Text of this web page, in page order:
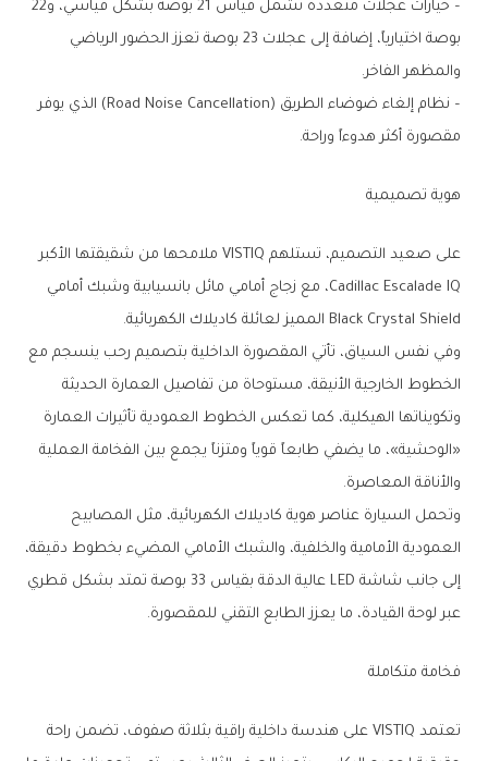
– خيارات عجلات متعددة تشمل قياس 21 بوصة بشكل قياسي، و22
بوصة اختيارياً، إضافة إلى عجلات 23 بوصة تعزز الحضور الرياضي
والمظهر الفاخر.
– نظام إلغاء ضوضاء الطريق (Road Noise Cancellation) الذي يوفر
مقصورة أكثر هدوءاً وراحة.
هوية تصميمية
على صعيد التصميم، تستلهم VISTIQ ملامحها من شقيقتها الأكبر
Cadillac Escalade IQ، مع زجاج أمامي مائل بانسيابية وشبك أمامي
Black Crystal Shield المميز لعائلة كاديلاك الكهربائية.
وفي نفس السياق، تأتي المقصورة الداخلية بتصميم رحب ينسجم مع
الخطوط الخارجية الأنيقة، مستوحاة من تفاصيل العمارة الحديثة
وتكويناتها الهيكلية، كما تعكس الخطوط العمودية تأثيرات العمارة
«الوحشية»، ما يضفي طابعاً قوياً ومتزناً يجمع بين الفخامة العملية
والأناقة المعاصرة.
وتحمل السيارة عناصر هوية كاديلاك الكهربائية، مثل المصابيح
العمودية الأمامية والخلفية، والشبك الأمامي المضيء بخطوط دقيقة،
إلى جانب شاشة LED عالية الدقة بقياس 33 بوصة تمتد بشكل قطري
عبر لوحة القيادة، ما يعزز الطابع التقني للمقصورة.
فخامة متكاملة
تعتمد VISTIQ على هندسة داخلية راقية بثلاثة صفوف، تضمن راحة